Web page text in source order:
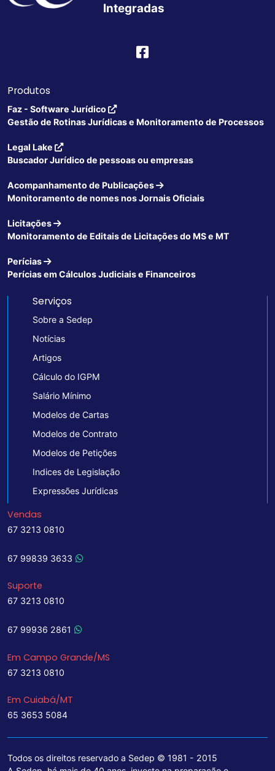
Integradas
Produtos
Faz - Software Jurídico
Gestão de Rotinas Jurídicas e Monitoramento de Processos
Legal Lake
Buscador Jurídico de pessoas ou empresas
Acompanhamento de Publicações
Monitoramento de nomes nos Jornais Oficiais
Licitações
Monitoramento de Editais de Licitações do MS e MT
Perícias
Perícias em Cálculos Judiciais e Financeiros
Serviços
Sobre a Sedep
Notícias
Artigos
Cálculo do IGPM
Salário Mínimo
Modelos de Cartas
Modelos de Contrato
Modelos de Petições
Indices de Legislação
Expressões Jurídicas
Vendas
67 3213 0810
67 99839 3633
Suporte
67 3213 0810
67 99936 2861
Em Campo Grande/MS
67 3213 0810
Em Cuiabá/MT
65 3653 5084
Todos os direitos reservado a Sedep © 1981 - 2015